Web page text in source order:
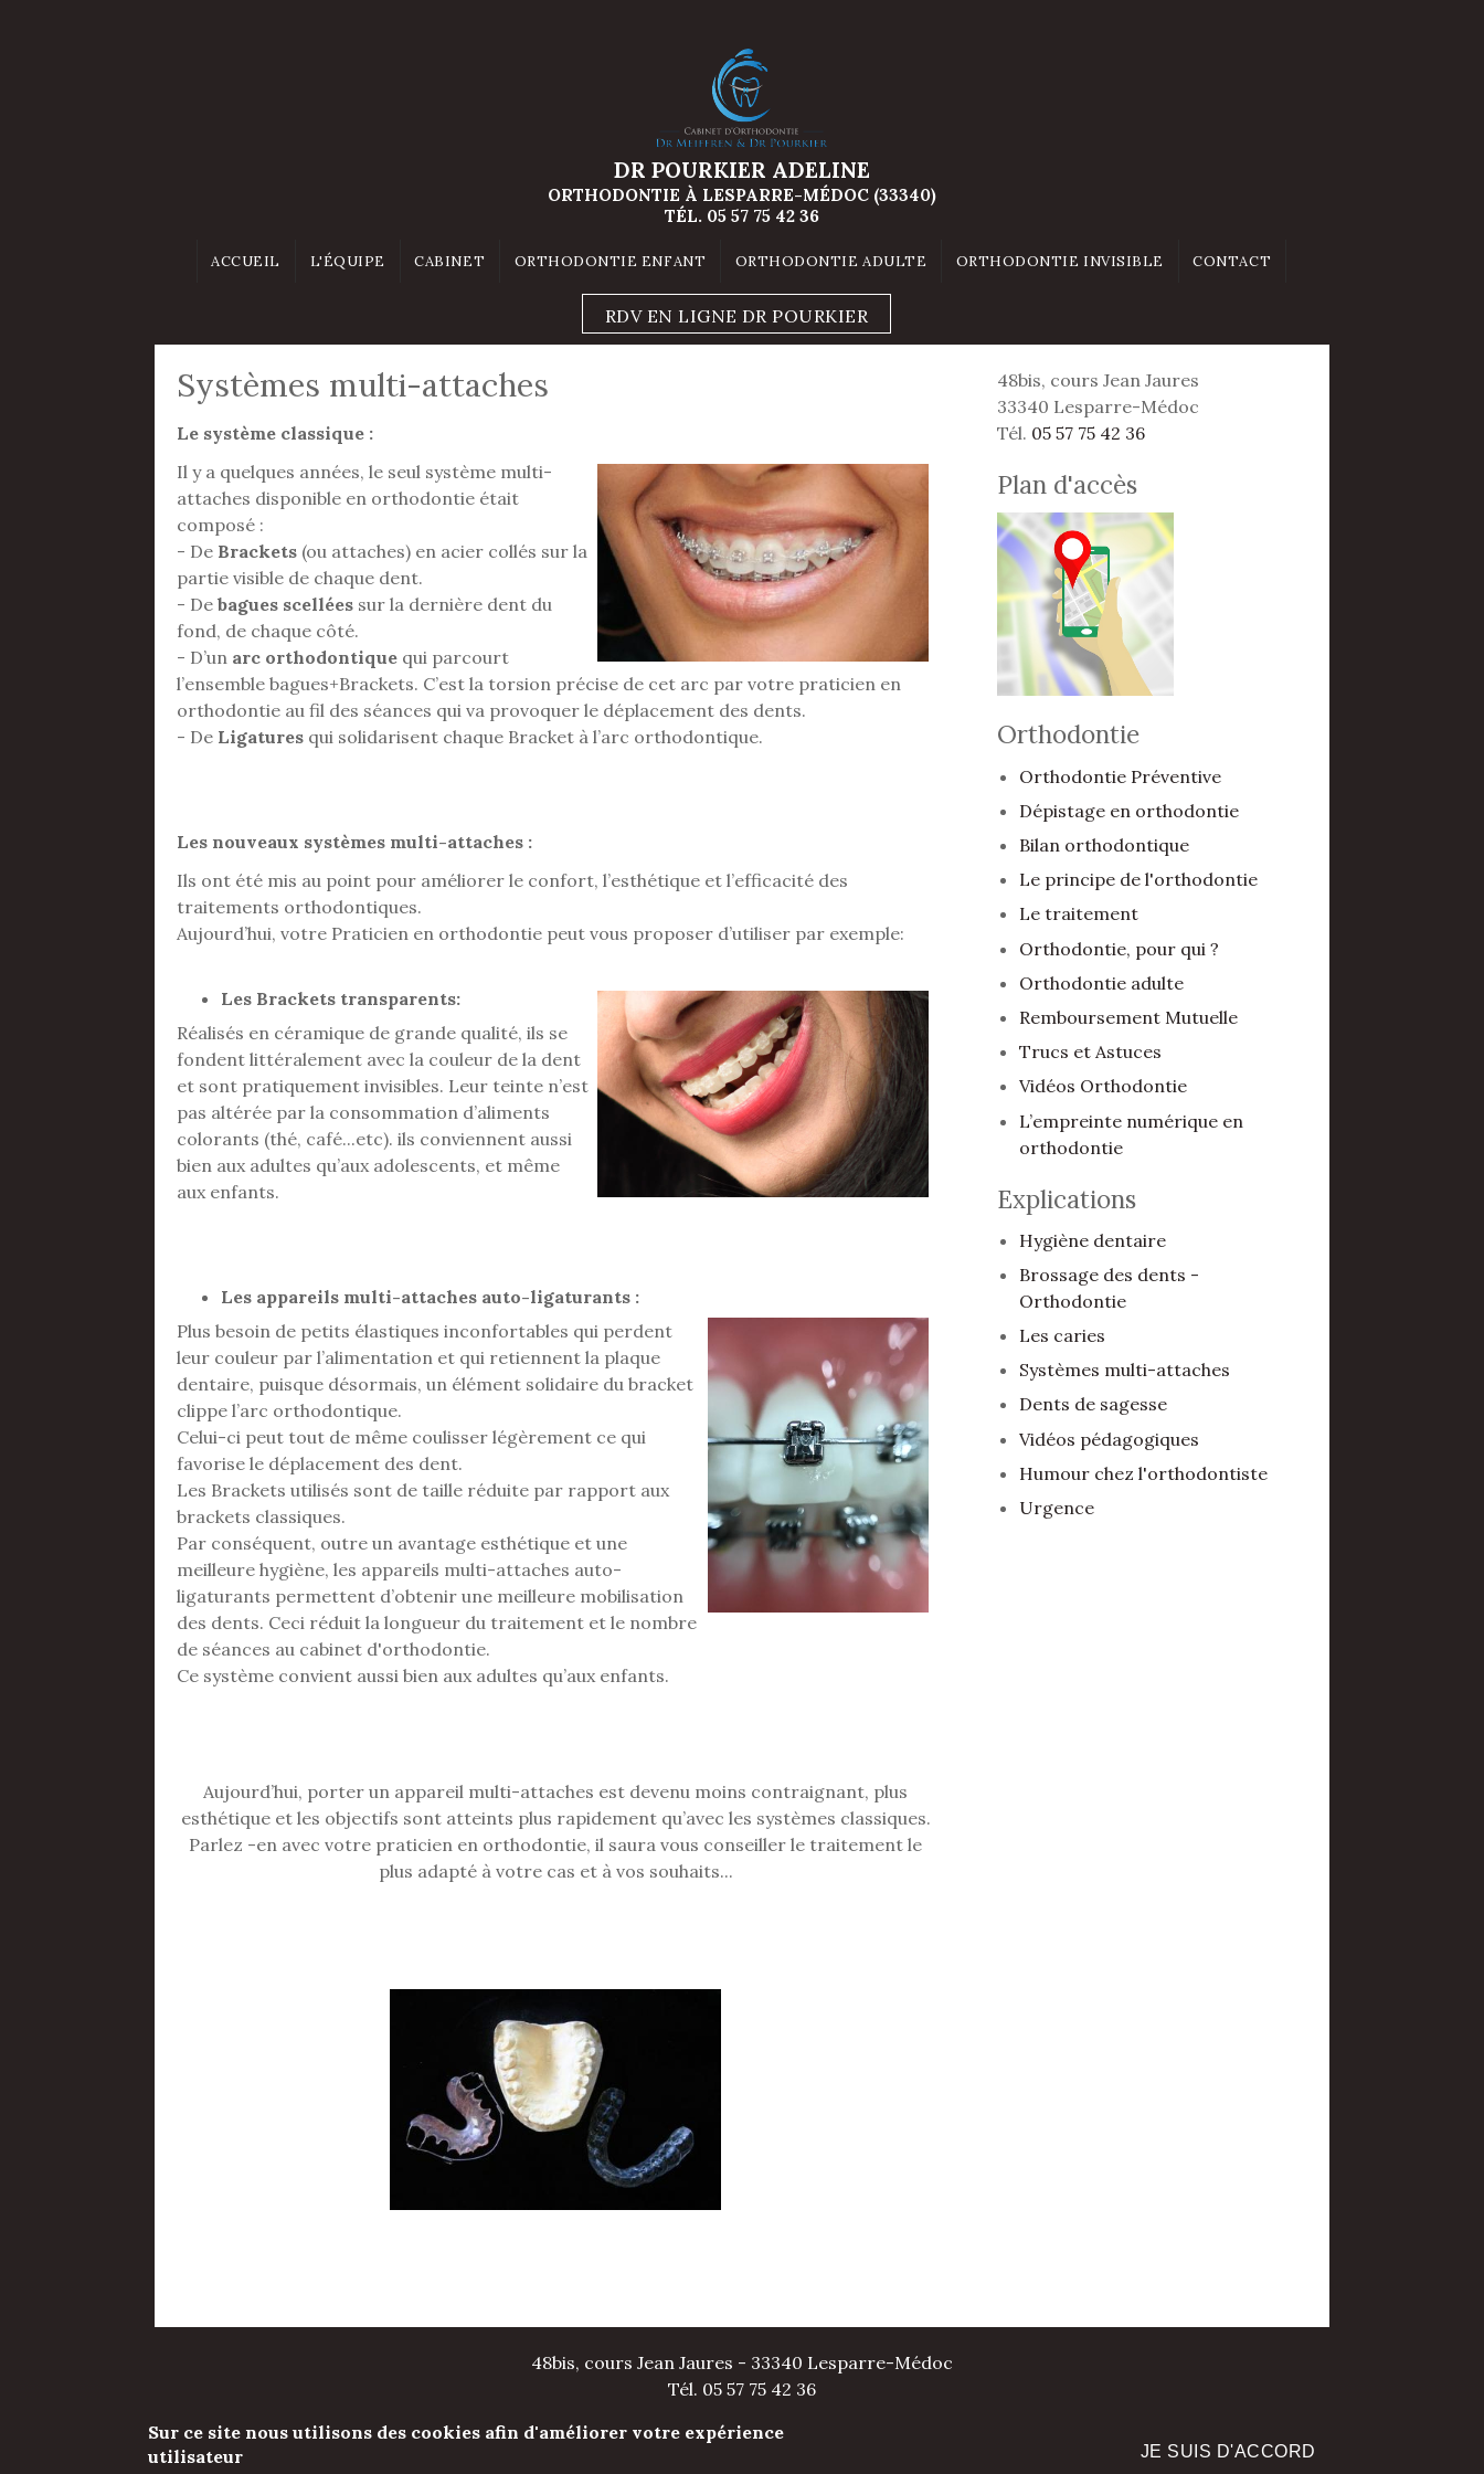
DR POURKIER ADELINE
ORTHODONTIE À LESPARRE-MÉDOC (33340)
TÉL. 05 57 75 42 36
ACCUEIL L'ÉQUIPE CABINET ORTHODONTIE ENFANT ORTHODONTIE ADULTE ORTHODONTIE INVISIBLE CONTACT
RDV EN LIGNE DR POURKIER
Systèmes multi-attaches
Le système classique :
Il y a quelques années, le seul système multi-
attaches disponible en orthodontie était
composé :
- De Brackets (ou attaches) en acier collés sur la
partie visible de chaque dent.
- De bagues scellées sur la dernière dent du
fond, de chaque côté.
- D’un arc orthodontique qui parcourt
l’ensemble bagues+Brackets. C’est la torsion précise de cet arc par votre praticien en
orthodontie au fil des séances qui va provoquer le déplacement des dents.
- De Ligatures qui solidarisent chaque Bracket à l’arc orthodontique.
Les nouveaux systèmes multi-attaches :
Ils ont été mis au point pour améliorer le confort, l’esthétique et l’efficacité des
traitements orthodontiques.
Aujourd’hui, votre Praticien en orthodontie peut vous proposer d’utiliser par exemple:
Les Brackets transparents:
Réalisés en céramique de grande qualité, ils se
fondent littéralement avec la couleur de la dent
et sont pratiquement invisibles. Leur teinte n’est
pas altérée par la consommation d’aliments
colorants (thé, café...etc). ils conviennent aussi
bien aux adultes qu’aux adolescents, et même
aux enfants.
Les appareils multi-attaches auto-ligaturants :
Plus besoin de petits élastiques inconfortables qui perdent
leur couleur par l’alimentation et qui retiennent la plaque
dentaire, puisque désormais, un élément solidaire du bracket
clippe l’arc orthodontique.
Celui-ci peut tout de même coulisser légèrement ce qui
favorise le déplacement des dent.
Les Brackets utilisés sont de taille réduite par rapport aux
brackets classiques.
Par conséquent, outre un avantage esthétique et une
meilleure hygiène, les appareils multi-attaches auto-
ligaturants permettent d’obtenir une meilleure mobilisation
des dents. Ceci réduit la longueur du traitement et le nombre
de séances au cabinet d'orthodontie.
Ce système convient aussi bien aux adultes qu’aux enfants.
Aujourd’hui, porter un appareil multi-attaches est devenu moins contraignant, plus
esthétique et les objectifs sont atteints plus rapidement qu’avec les systèmes classiques.
Parlez -en avec votre praticien en orthodontie, il saura vous conseiller le traitement le
plus adapté à votre cas et à vos souhaits...
48bis, cours Jean Jaures
33340 Lesparre-Médoc
Tél. 05 57 75 42 36
Plan d'accès
Orthodontie
Orthodontie Préventive
Dépistage en orthodontie
Bilan orthodontique
Le principe de l'orthodontie
Le traitement
Orthodontie, pour qui ?
Orthodontie adulte
Remboursement Mutuelle
Trucs et Astuces
Vidéos Orthodontie
L’empreinte numérique en
orthodontie
Explications
Hygiène dentaire
Brossage des dents -
Orthodontie
Les caries
Systèmes multi-attaches
Dents de sagesse
Vidéos pédagogiques
Humour chez l'orthodontiste
Urgence
48bis, cours Jean Jaures - 33340 Lesparre-Médoc
Tél. 05 57 75 42 36
Honoraires-Mentions légales-Infos Conseil de l'Ordre- site web du cabinet dentaire créé
Sur ce site nous utilisons des cookies afin d'améliorer votre expérience
utilisateur
JE SUIS D'ACCORD